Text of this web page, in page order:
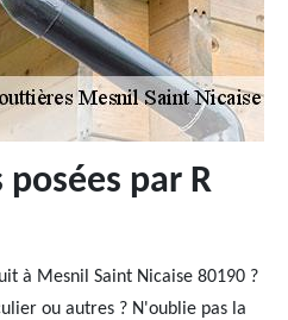
par R
à Mesnil Saint Nicaise 80190 ?
ou autres ? N'oublie pas la